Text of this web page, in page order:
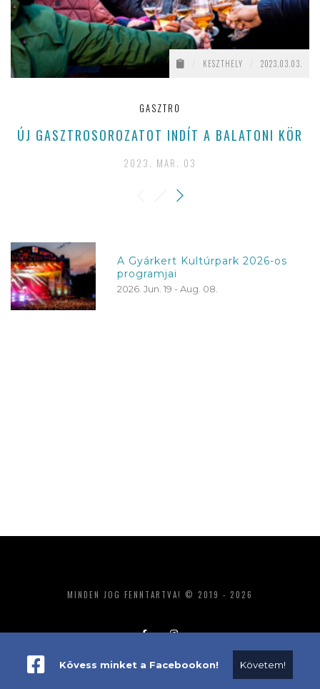
KESZTHELY 2023.03.03.
GASZTRO
ÚJ GASZTROSOROZATOT INDÍT A BALATONI KÖR
2023. MAR. 03
A Gyárkert Kultúrpark 2026-os
programjai
2026. Jun. 19 - Aug. 08.
MINDEN JOG FENNTARTVA! © 2019 - 2026
ADATKEZELÉS IMPRESSZUM MÉDIAAJÁNLAT
Kövess minket a Facebookon! Követem!